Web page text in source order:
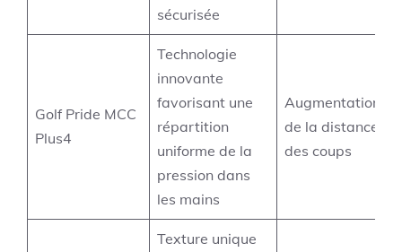
sécurisée
Golf Pride MCC
Plus4
Technologie
innovante
favorisant une
répartition
uniforme de la
pression dans
les mains
Augmentation
de la distance
des coups
Texture unique